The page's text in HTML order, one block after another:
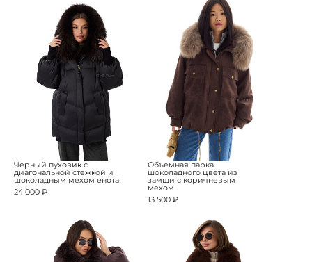
Черный пуховик с
диагональной стежкой и
шоколадным мехом енота
24 000 ₽
Объемная парка
шоколадного цвета из
замши с коричневым
мехом
13 500 ₽